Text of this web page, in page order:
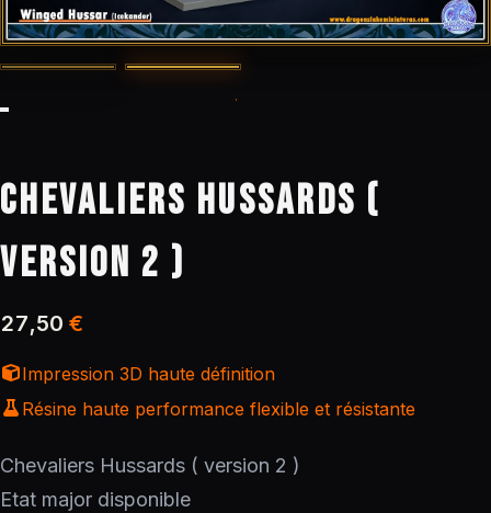
CHEVALIERS HUSSARDS (
VERSION 2 )
27,50 €
Impression 3D haute définition
Résine haute performance flexible et résistante
Chevaliers Hussards ( version 2 )
Etat major disponible